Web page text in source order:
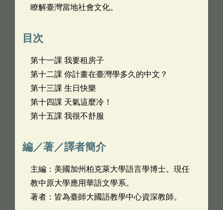
瞭解臺灣當地社會文化。
目次
第十一課 我要租房子
第十二課 你計畫在臺灣學多久的中文？
第十三課 生日快樂
第十四課 天氣這麼冷！
第十五課 我很不舒服
編／著／譯者簡介
主編：美國加州柏克萊大學語言學博士。現任
教中原大學應用華語文學系。
著者：皆為臺師大國語教學中心資深教師。